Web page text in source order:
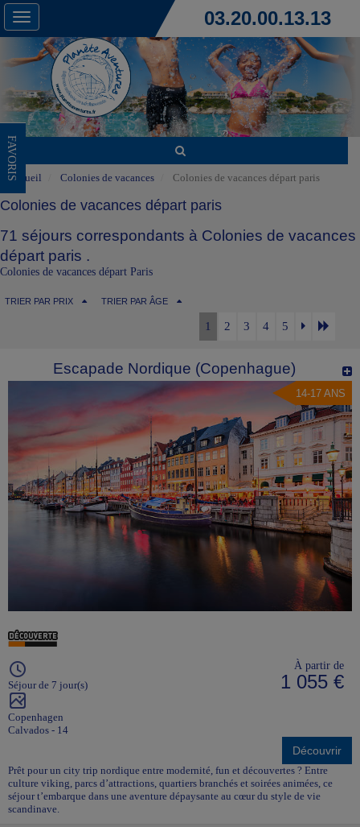
Toggle
navigation
03.20.00.13.13
FAVORIS
Accueil Colonies de vacances Colonies de vacances départ paris
Colonies de vacances départ paris
71 séjours correspondants à Colonies de vacances
départ paris .
Colonies de vacances départ Paris
TRIER PAR PRIX TRIER PAR ÂGE
1 2 3 4 5
Escapade Nordique (Copenhague)
14-17 ANS
Séjour de 7 jour(s)
Copenhagen
Calvados - 14
À partir de
1 055 €
Découvrir
Prêt pour un city trip nordique entre modernité, fun et découvertes ? Entre
culture viking, parcs d’attractions, quartiers branchés et soirées animées, ce
séjour t’embarque dans une aventure dépaysante au cœur du style de vie
scandinave.